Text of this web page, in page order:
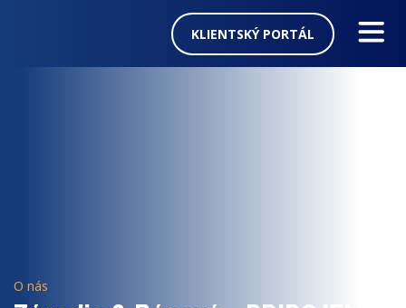
KLIENTSKÝ PORTÁL
Podpora
O nás